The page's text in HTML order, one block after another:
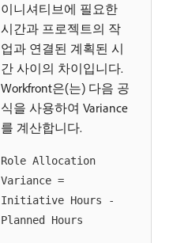
이니셔티브에 필요한
시간과 프로젝트의 작
업과 연결된 계획된 시
간 사이의 차이입니다.
Workfront은(는) 다음 공
식을 사용하여 Variance
를 계산합니다.
Role Allocation
Variance =
Initiative Hours -
Planned Hours